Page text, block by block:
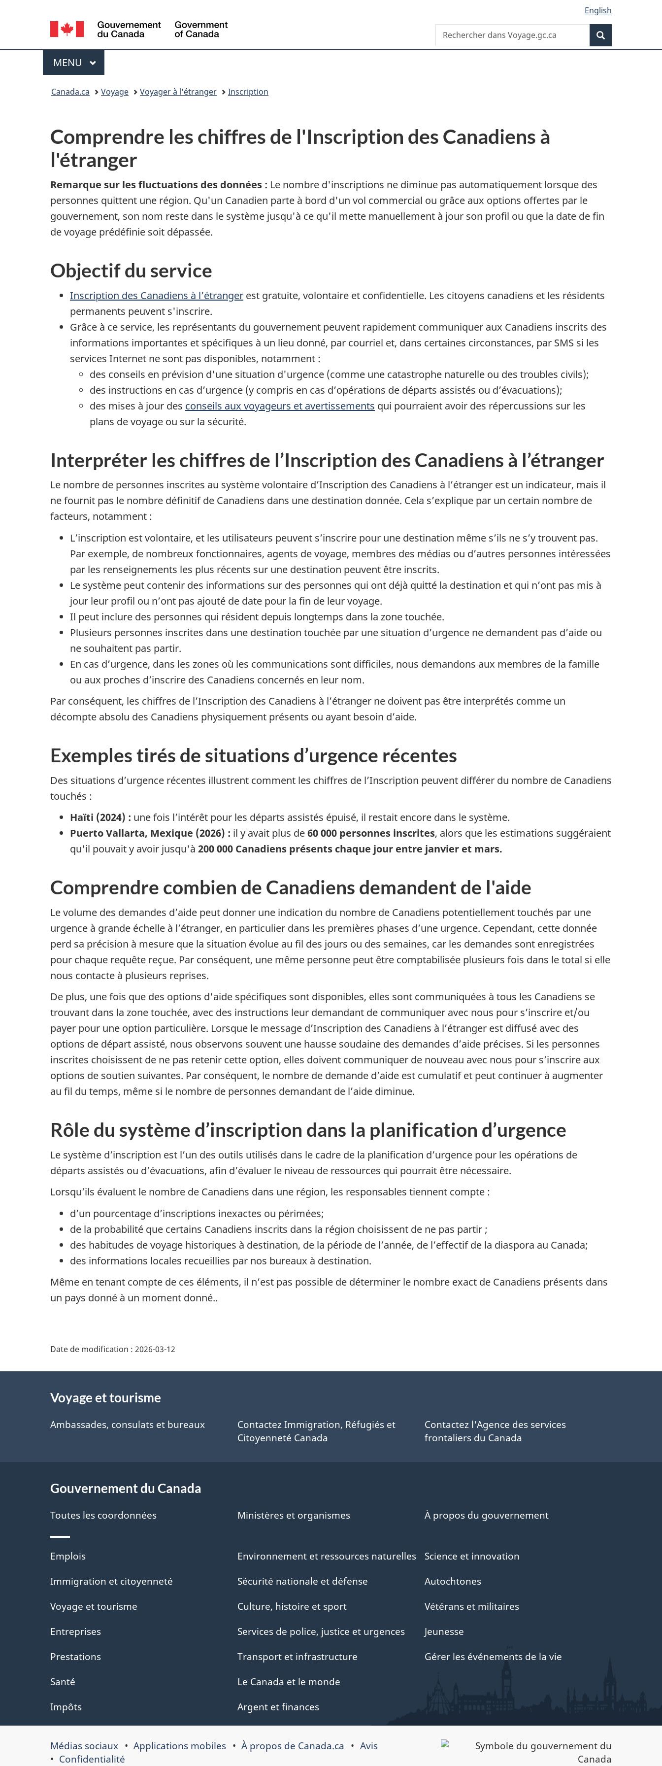
principal
propos
version
Sélection
de
la
langue
English
Canada/
Recherchez
site
Menu
MENU PRINCIPAL
Canada.ca Voyage Voyager à l'étranger Inscription
Comprendre les chiffres de l'Inscription des Canadiens à
l'étranger
Remarque sur les fluctuations des données : Le nombre d'inscriptions ne diminue pas automatiquement lorsque des
personnes quittent une région. Qu'un Canadien parte à bord d'un vol commercial ou grâce aux options offertes par le
gouvernement, son nom reste dans le système jusqu'à ce qu'il mette manuellement à jour son profil ou que la date de fin
de voyage prédéfinie soit dépassée.
Objectif du service
Inscription des Canadiens à l’étranger est gratuite, volontaire et confidentielle. Les citoyens canadiens et les résidents
permanents peuvent s'inscrire.
Grâce à ce service, les représentants du gouvernement peuvent rapidement communiquer aux Canadiens inscrits des
informations importantes et spécifiques à un lieu donné, par courriel et, dans certaines circonstances, par SMS si les
services Internet ne sont pas disponibles, notamment :
des conseils en prévision d'une situation d'urgence (comme une catastrophe naturelle ou des troubles civils);
des instructions en cas d’urgence (y compris en cas d’opérations de départs assistés ou d’évacuations);
des mises à jour des conseils aux voyageurs et avertissements qui pourraient avoir des répercussions sur les
plans de voyage ou sur la sécurité.
Interpréter les chiffres de l’Inscription des Canadiens à l’étranger
Le nombre de personnes inscrites au système volontaire d’Inscription des Canadiens à l’étranger est un indicateur, mais il
ne fournit pas le nombre définitif de Canadiens dans une destination donnée. Cela s’explique par un certain nombre de
facteurs, notamment :
L’inscription est volontaire, et les utilisateurs peuvent s’inscrire pour une destination même s’ils ne s’y trouvent pas.
Par exemple, de nombreux fonctionnaires, agents de voyage, membres des médias ou d’autres personnes intéressées
par les renseignements les plus récents sur une destination peuvent être inscrits.
Le système peut contenir des informations sur des personnes qui ont déjà quitté la destination et qui n’ont pas mis à
jour leur profil ou n’ont pas ajouté de date pour la fin de leur voyage.
Il peut inclure des personnes qui résident depuis longtemps dans la zone touchée.
Plusieurs personnes inscrites dans une destination touchée par une situation d’urgence ne demandent pas d’aide ou
ne souhaitent pas partir.
En cas d’urgence, dans les zones où les communications sont difficiles, nous demandons aux membres de la famille
ou aux proches d’inscrire des Canadiens concernés en leur nom.
Par conséquent, les chiffres de l’Inscription des Canadiens à l’étranger ne doivent pas être interprétés comme un
décompte absolu des Canadiens physiquement présents ou ayant besoin d’aide.
Exemples tirés de situations d’urgence récentes
Des situations d’urgence récentes illustrent comment les chiffres de l’Inscription peuvent différer du nombre de Canadiens
touchés :
Haïti (2024) : une fois l’intérêt pour les départs assistés épuisé, il restait encore dans le système.
Puerto Vallarta, Mexique (2026) : il y avait plus de60 000 personnes inscrites, alors que les estimations suggéraient
qu'il pouvait y avoir jusqu'à 200 000 Canadiens présents chaque jour entre janvier et mars.
Comprendre combien de Canadiens demandent de l'aide
Le volume des demandes d’aide peut donner une indication du nombre de Canadiens potentiellement touchés par une
urgence à grande échelle à l’étranger, en particulier dans les premières phases d’une urgence. Cependant, cette donnée
perd sa précision à mesure que la situation évolue au fil des jours ou des semaines, car les demandes sont enregistrées
pour chaque requête reçue. Par conséquent, une même personne peut être comptabilisée plusieurs fois dans le total si elle
nous contacte à plusieurs reprises.
De plus, une fois que des options d'aide spécifiques sont disponibles, elles sont communiquées à tous les Canadiens se
trouvant dans la zone touchée, avec des instructions leur demandant de communiquer avec nous pour s’inscrire et/ou
payer pour une option particulière. Lorsque le message d’Inscription des Canadiens à l’étranger est diffusé avec des
options de départ assisté, nous observons souvent une hausse soudaine des demandes d’aide précises. Si les personnes
inscrites choisissent de ne pas retenir cette option, elles doivent communiquer de nouveau avec nous pour s’inscrire aux
options de soutien suivantes. Par conséquent, le nombre de demande d’aide est cumulatif et peut continuer à augmenter
au fil du temps, même si le nombre de personnes demandant de l’aide diminue.
Rôle du système d’inscription dans la planification d’urgence
Le système d’inscription est l’un des outils utilisés dans le cadre de la planification d’urgence pour les opérations de
départs assistés ou d’évacuations, afin d’évaluer le niveau de ressources qui pourrait être nécessaire.
Lorsqu’ils évaluent le nombre de Canadiens dans une région, les responsables tiennent compte :
d’un pourcentage d’inscriptions inexactes ou périmées;
de la probabilité que certains Canadiens inscrits dans la région choisissent de ne pas partir ;
des habitudes de voyage historiques à destination, de la période de l’année, de l’effectif de la diaspora au Canada;
des informations locales recueillies par nos bureaux à destination.
Même en tenant compte de ces éléments, il n’est pas possible de déterminer le nombre exact de Canadiens présents dans
un pays donné à un moment donné..
Date de modification : 2026-03-12
proposVoyage et tourisme
Ambassades, consulats et bureaux
Contactez Immigration, Réfugiés et
Citoyenneté Canada
Contactez l'Agence des services
frontaliers du Canada
Gouvernement du Canada
Toutes les coordonnées Ministères et organismes À propos du gouvernement
Thèmes
et
sujets
Emplois
Immigration et citoyenneté
Voyage et tourisme
Entreprises
Prestations
Santé
Impôts
Environnement et ressources naturelles
Sécurité nationale et défense
Culture, histoire et sport
Services de police, justice et urgences
Transport et infrastructure
Le Canada et le monde
Argent et finances
Science et innovation
Autochtones
Vétérans et militaires
Jeunesse
Gérer les événements de la vie
Au
Médias sociaux Applications mobiles À propos de Canada.ca
Avis
Confidentialité